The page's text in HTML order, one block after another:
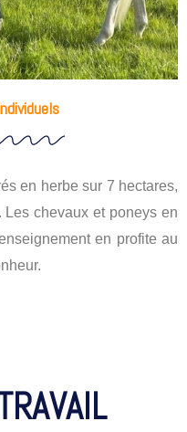
en herbe sur 7 hectares,
chevaux et poneys en
en profite au